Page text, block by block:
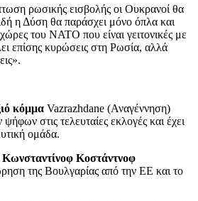
ρωσικής εισβολής οι Ουκρανοί θα
η Δύση θα παράσχει μόνο όπλα και
του ΝΑΤΟ που είναι γειτονικές με
επίσης κυρώσεις στη Ρωσία, αλλά
κόμμα Vazrazhdane (Αναγέννηση)
στις τελευταίες εκλογές και έχει
ομάδα.
Κωνσταντίνοφ Κοστάντνοφ
της Βουλγαρίας από την ΕΕ και το